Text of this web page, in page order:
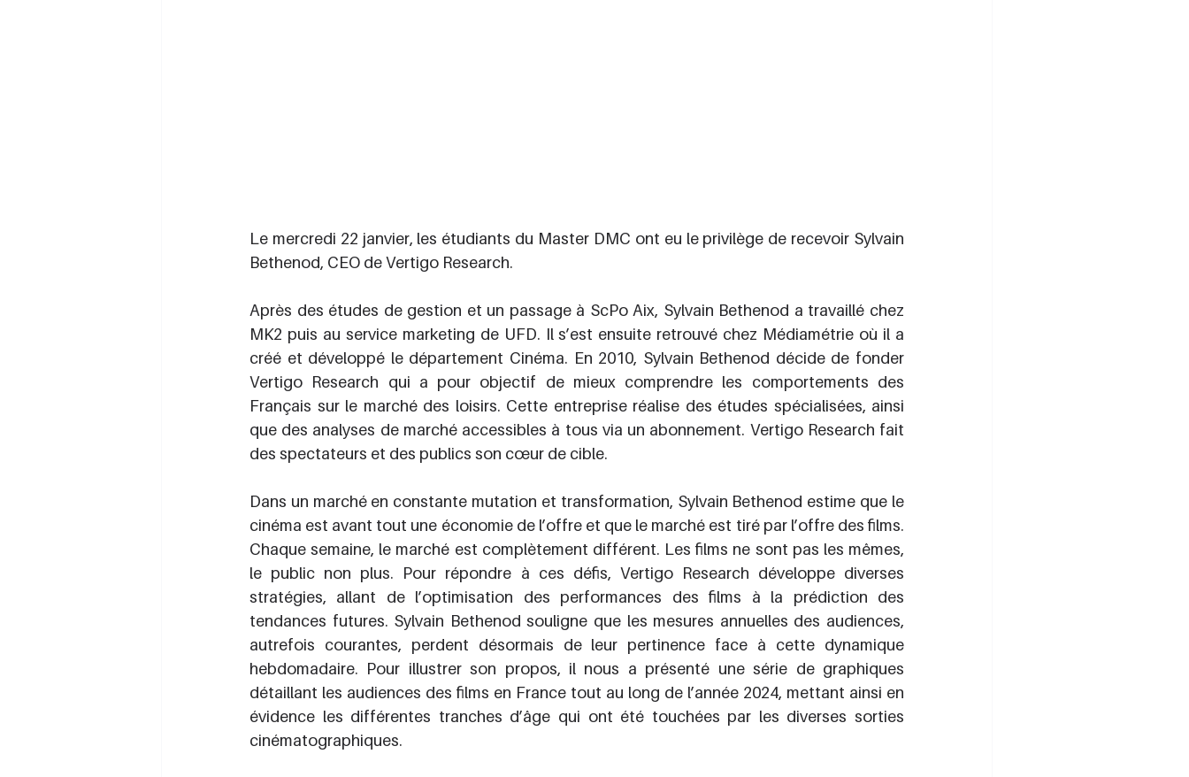
Le mercredi 22 janvier, les étudiants du Master DMC ont eu le privilège de recevoir Sylvain
Bethenod, CEO de Vertigo Research.
Après des études de gestion et un passage à ScPo Aix, Sylvain Bethenod a travaillé chez
MK2 puis au service marketing de UFD. Il s’est ensuite retrouvé chez Médiamétrie où il a
créé et développé le département Cinéma. En 2010, Sylvain Bethenod décide de fonder
Vertigo Research qui a pour objectif de mieux comprendre les comportements des
Français sur le marché des loisirs. Cette entreprise réalise des études spécialisées, ainsi
que des analyses de marché accessibles à tous via un abonnement. Vertigo Research fait
des spectateurs et des publics son cœur de cible.
Dans un marché en constante mutation et transformation, Sylvain Bethenod estime que le
cinéma est avant tout une économie de l’offre et que le marché est tiré par l’offre des films.
Chaque semaine, le marché est complètement différent. Les films ne sont pas les mêmes,
le public non plus. Pour répondre à ces défis, Vertigo Research développe diverses
stratégies, allant de l’optimisation des performances des films à la prédiction des
tendances futures. Sylvain Bethenod souligne que les mesures annuelles des audiences,
autrefois courantes, perdent désormais de leur pertinence face à cette dynamique
hebdomadaire. Pour illustrer son propos, il nous a présenté une série de graphiques
détaillant les audiences des films en France tout au long de l’année 2024, mettant ainsi en
évidence les différentes tranches d’âge qui ont été touchées par les diverses sorties
cinématographiques.